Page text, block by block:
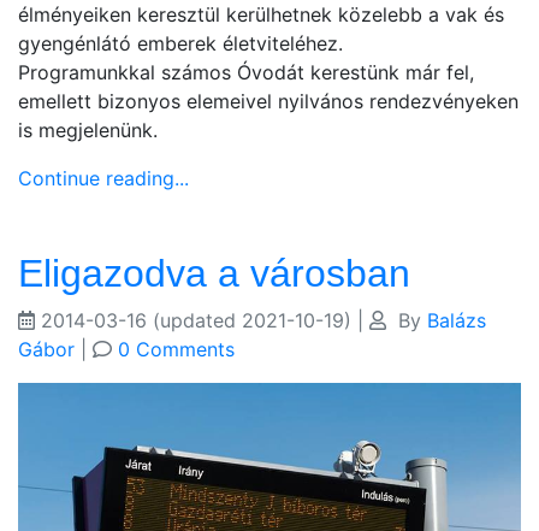
élményeiken keresztül kerülhetnek közelebb a vak és
gyengénlátó emberek életviteléhez.
Programunkkal számos Óvodát kerestünk már fel,
emellett bizonyos elemeivel nyilvános rendezvényeken
is megjelenünk.
Continue reading...
Eligazodva a városban
2014-03-16 (updated 2021-10-19) By Balázs
Gábor
0 Comments